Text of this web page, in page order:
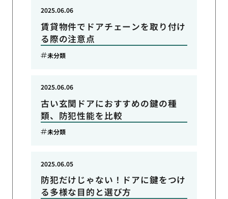
賃貸物件でドアチェーンを取り付け
る際の注意点
2025.06.06
未分類
古い玄関ドアにおすすめの鍵の種
類、防犯性能を比較
2025.06.06
未分類
防犯だけじゃない！ドアに鍵をつけ
る多様な目的と選び方
2025.06.05